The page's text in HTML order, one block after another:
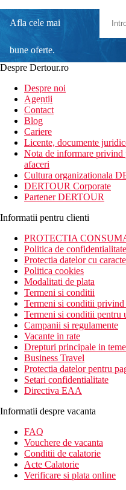
Afla cele mai
bune oferte.
newsletter!
Despre Dertour.ro
Despre noi
Agentii
Contact
Blog
Cariere
Licente, documente
Nota de informare privind
afaceri
Cultura organizationala
DERTOUR Corporate
Partener DERTOUR
Informatii pentru clienti
PROTECTIA
Politica de confidentialitate
Protectia datelor cu
Politica cookies
Modalitati de plata
Termeni si conditii
Termeni si conditii privind
Termeni si conditii pentru
Campanii si regulamente
Vacante in rate
Drepturi principale in
Business Travel
Protectia datelor pentru
Setari confidentialitate
Directiva EAA
Informatii despre vacanta
FAQ
Vouchere de vacanta
Conditii de calatorie
Acte Calatorie
Verificare si plata online